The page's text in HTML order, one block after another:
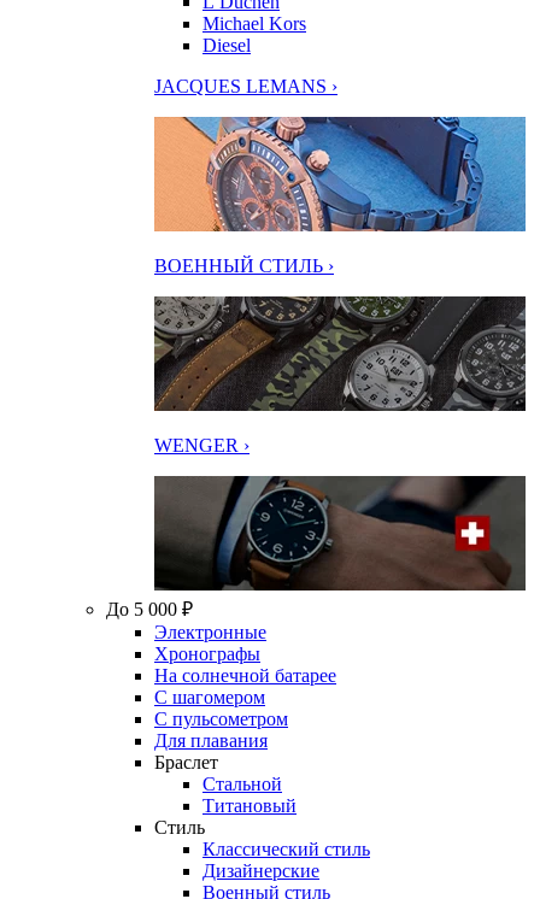
Michael Kors
Diesel
JACQUES LEMANS ›
ВОЕННЫЙ СТИЛЬ ›
WENGER ›
До 5 000 ₽
Электронные
Хронографы
На солнечной батарее
С шагомером
С пульсометром
Для плавания
Браслет
Стальной
Титановый
Стиль
Классический стиль
Дизайнерские
Военный стиль